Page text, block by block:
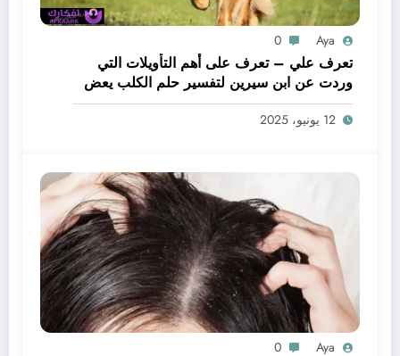
Aya
0
تعرف علي – تعرف على أهم التأويلات التي
وردت عن ابن سيرين لتفسير حلم الكلب يعض
يدي – بالتفصيل
12 يونيو، 2025
Aya
0